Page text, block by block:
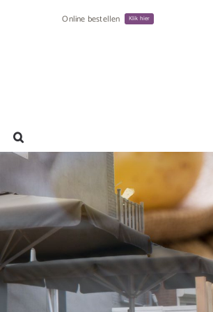
Online bestellen Klik hier